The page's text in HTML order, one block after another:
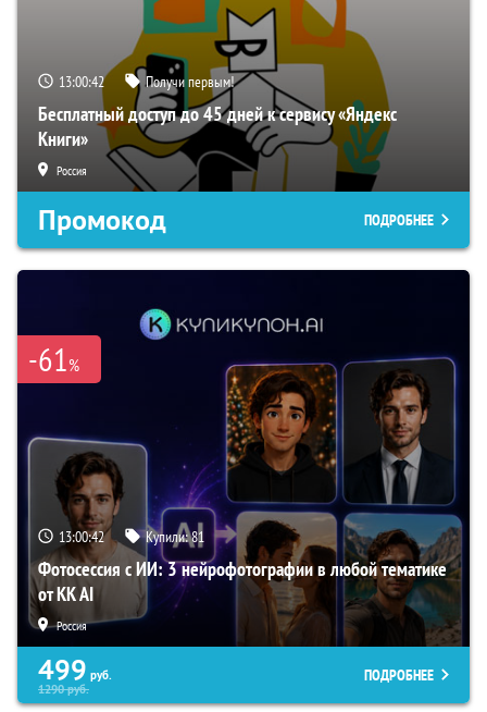
13:00:42 Получи первым!
Бесплатный доступ до 45 дней к сервису «Яндекс
Книги»
Россия
Промокод ПОДРОБНЕЕ
-61%
13:00:42 Купили:81
Фотосессия с ИИ: 3 нейрофотографии в любой тематике
от KK AI
Россия
499 руб.
1290руб.
ПОДРОБНЕЕ